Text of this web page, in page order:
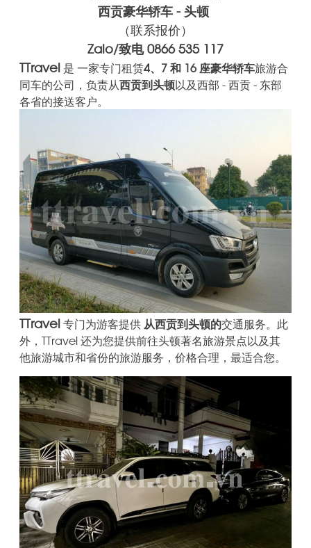
西贡豪华轿车 - 头顿
（联系报价）
Zalo/致电 0866 535 117
TTravel 是 一家专门租赁4、7 和 16 座豪华轿车旅游合
同车的公司，负责从西贡到头顿以及西部 - 西贡 - 东部
各省的接送客户。
TTravel专门为游客提供 从西贡到头顿的交通服务。此
外，TTravel 还为您提供前往头顿著名旅游景点以及其
他旅游城市和省份的旅游服务，价格合理，最适合您。